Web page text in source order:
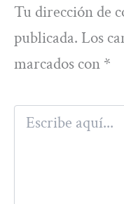
Tu dirección de
publicada. Los
marcados con *
Escribe
aquí...